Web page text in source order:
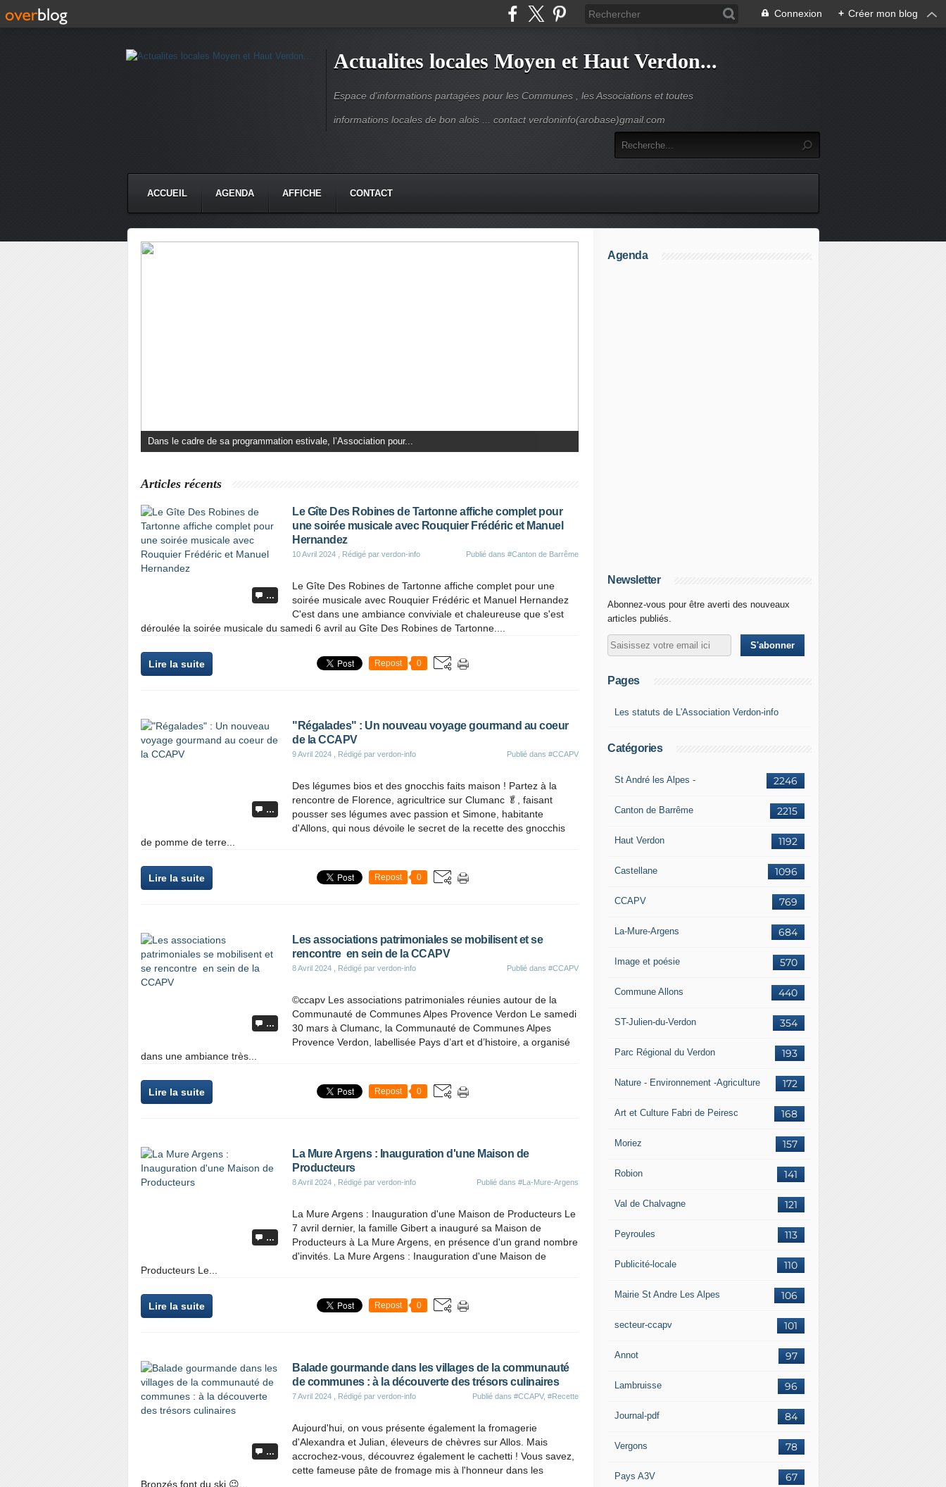
Connexion + Créer mon blog
Actualites locales Moyen et Haut Verdon...
Espace d'informations partagées pour les Communes , les Associations et toutes
informations locales de bon alois ... contact verdoninfo(arobase)gmail.com
ACCUEIL AGENDA AFFICHE CONTACT
Carnet blanc à Moriez Ce premier samedi d'août restera gravé...
Articles récents
…
Le Gîte Des Robines de Tartonne affiche complet pour
une soirée musicale avec Rouquier Frédéric et Manuel
Hernandez
10 Avril 2024 , Rédigé par verdon-info Publié dans #Canton de Barrême
Le Gîte Des Robines de Tartonne affiche complet pour une
soirée musicale avec Rouquier Frédéric et Manuel Hernandez
C'est dans une ambiance conviviale et chaleureuse que s'est
déroulée la soirée musicale du samedi 6 avril au Gîte Des Robines de Tartonne....
Lire la suite Repost 0
…
"Régalades" : Un nouveau voyage gourmand au coeur
de la CCAPV
9 Avril 2024 , Rédigé par verdon-info Publié dans #CCAPV
Des légumes bios et des gnocchis faits maison ! Partez à la
rencontre de Florence, agricultrice sur Clumanc 🥬, faisant
pousser ses légumes avec passion et Simone, habitante
d'Allons, qui nous dévoile le secret de la recette des gnocchis
de pomme de terre...
Lire la suite Repost 0
…
Les associations patrimoniales se mobilisent et se
rencontre en sein de la CCAPV
8 Avril 2024 , Rédigé par verdon-info Publié dans #CCAPV
©ccapv Les associations patrimoniales réunies autour de la
Communauté de Communes Alpes Provence Verdon Le samedi
30 mars à Clumanc, la Communauté de Communes Alpes
Provence Verdon, labellisée Pays d’art et d’histoire, a organisé
dans une ambiance très...
Lire la suite Repost 0
…
La Mure Argens : Inauguration d'une Maison de
Producteurs
8 Avril 2024 , Rédigé par verdon-info Publié dans #La-Mure-Argens
La Mure Argens : Inauguration d'une Maison de Producteurs Le
7 avril dernier, la famille Gibert a inauguré sa Maison de
Producteurs à La Mure Argens, en présence d'un grand nombre
d'invités. La Mure Argens : Inauguration d'une Maison de
Producteurs Le...
Lire la suite Repost 0
…
Balade gourmande dans les villages de la communauté
de communes : à la découverte des trésors culinaires
7 Avril 2024 , Rédigé par verdon-info Publié dans #CCAPV, #Recette
Aujourd'hui, on vous présente également la fromagerie
d'Alexandra et Julian, éleveurs de chèvres sur Allos. Mais
accrochez-vous, découvrez également le cachetti ! Vous savez,
cette fameuse pâte de fromage mis à l'honneur dans les
Bronzés font du ski 😉...
Agenda
Newsletter
Abonnez-vous pour être averti des nouveaux
articles publiés.
Pages
Les statuts de L'Association Verdon-info
Catégories
2246
St André les Alpes -
2215
Canton de Barrême
1192
Haut Verdon
1096
Castellane
769
CCAPV
684
La-Mure-Argens
570
Image et poésie
440
Commune Allons
354
ST-Julien-du-Verdon
193
Parc Régional du Verdon
172
Nature - Environnement -Agriculture
168
Art et Culture Fabri de Peiresc
157
Moriez
141
Robion
121
Val de Chalvagne
113
Peyroules
110
Publicité-locale
106
Mairie St Andre Les Alpes
101
secteur-ccapv
97
Annot
96
Lambruisse
84
Journal-pdf
78
Vergons
67
Pays A3V